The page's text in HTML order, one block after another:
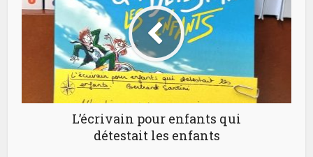
L’écrivain pour enfants qui
détestait les enfants